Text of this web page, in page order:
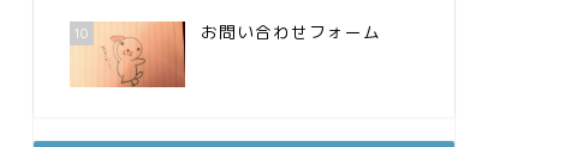
10 お問い合わせフォーム